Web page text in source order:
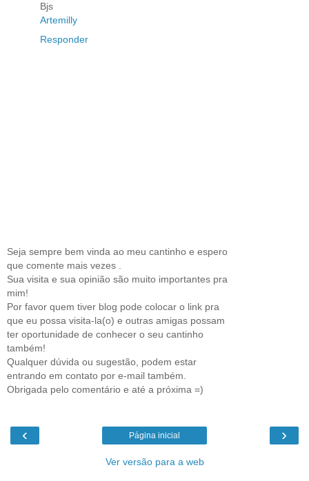
Bjs
Artemilly
Responder
Seja sempre bem vinda ao meu cantinho e espero
que comente mais vezes .
Sua visita e sua opinião são muito importantes pra
mim!
Por favor quem tiver blog pode colocar o link pra
que eu possa visita-la(o) e outras amigas possam
ter oportunidade de conhecer o seu cantinho
também!
Qualquer dúvida ou sugestão, podem estar
entrando em contato por e-mail também.
Obrigada pelo comentário e até a próxima =)
‹ ›
Página inicial
Ver versão para a web